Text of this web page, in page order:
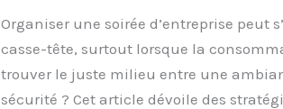
Organiser une soirée d’entreprise peut
casse-tête, surtout lorsque la
trouver le juste milieu entre une
sécurité ? Cet article dévoile des